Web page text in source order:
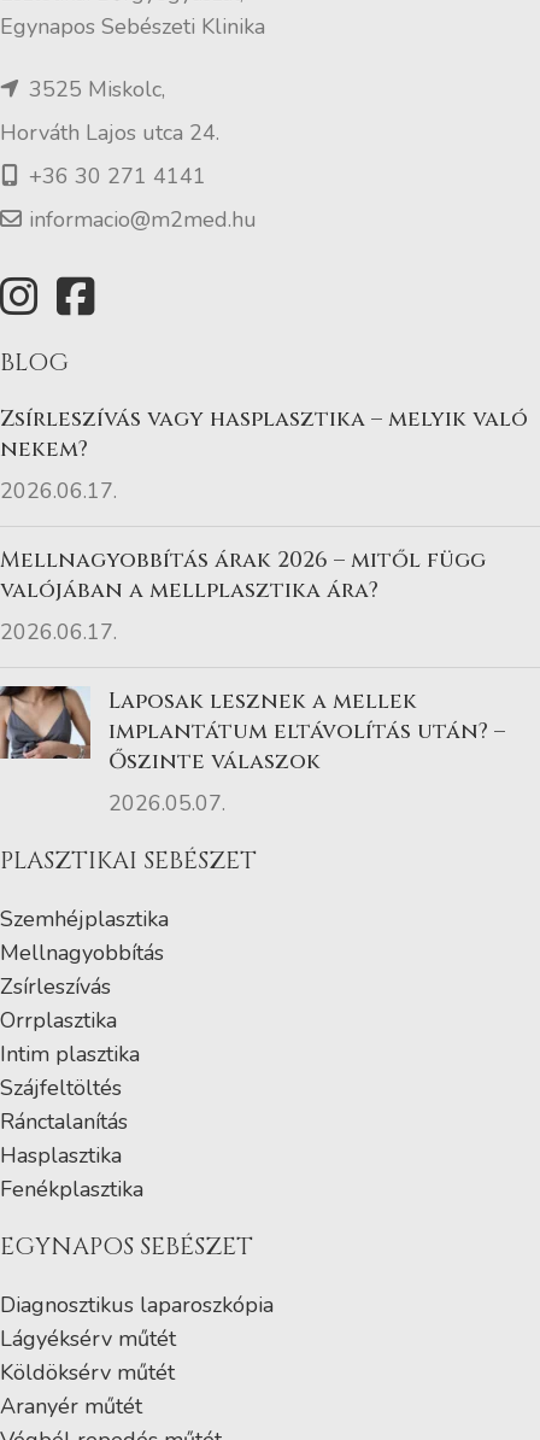
Egynapos Sebészeti Klinika
3525 Miskolc,
Horváth Lajos utca 24.
+36 30 271 4141
informacio@m2med.hu
BLOG
Zsírleszívás vagy hasplasztika – melyik való
nekem?
2026.06.17.
Mellnagyobbítás árak 2026 – mitől függ
valójában a mellplasztika ára?
2026.06.17.
Laposak lesznek a mellek
implantátum eltávolítás után? –
Őszinte válaszok
2026.05.07.
PLASZTIKAI SEBÉSZET
Szemhéjplasztika
Mellnagyobbítás
Zsírleszívás
Orrplasztika
Intim plasztika
Szájfeltöltés
Ránctalanítás
Hasplasztika
Fenékplasztika
EGYNAPOS SEBÉSZET
Diagnosztikus laparoszkópia
Lágyéksérv műtét
Köldöksérv műtét
Aranyér műtét